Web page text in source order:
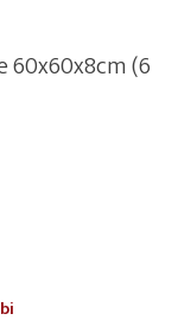
60x60x8cm (6